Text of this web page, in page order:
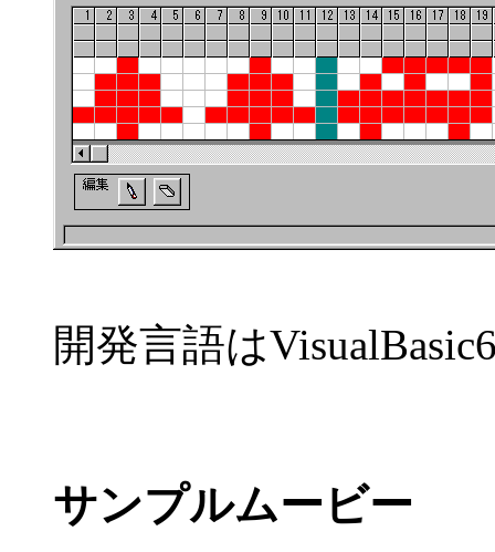
開発言語は
サンプルムービー